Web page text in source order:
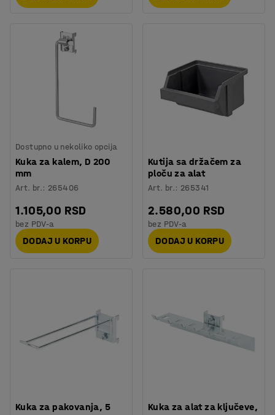
Dostupno u nekoliko opcija
Kuka za kalem, D 200
mm
Art. br.: 265406
1.105,00 RSD
bez PDV-a
DODAJ U KORPU
Kutija sa držačem za
ploču za alat
Art. br.: 265341
2.580,00 RSD
bez PDV-a
DODAJ U KORPU
Kuka za pakovanja, 5
Kuka za alat za ključeve,